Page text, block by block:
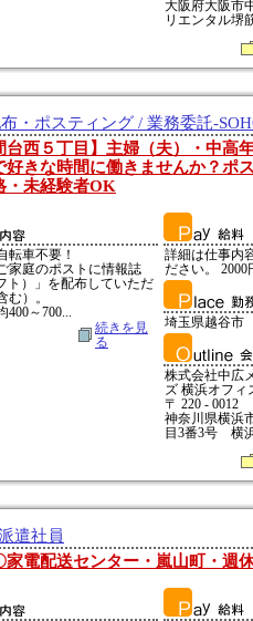
大阪府大阪市
リエンタル堺
・ポスティング / 業務委託-
台西５丁目】主婦（夫）・中高
好きな時間に働きませんか？ポ
・未経験者OK
転車不要！
家庭のポストに情報誌
ト）」を配布していただ
む）。
400～700...
続きを見
る
詳細は仕事内
ださい。 2000
埼玉県越谷市
株式会社中広
ズ 横浜オフィ
〒 220 - 0012
神奈川県横浜
目3番3号 横
遣社員
家電配送センター・嵐山町・週